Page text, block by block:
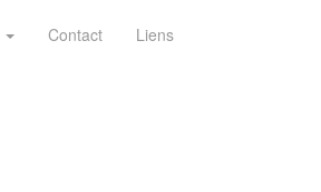
Contact Liens